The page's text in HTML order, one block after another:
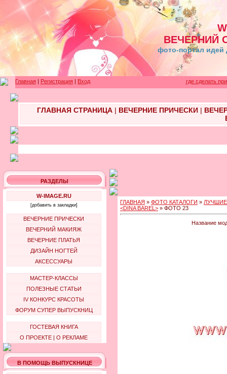
ВЕЧЕРНИЙ
фото-портал идей
Главная | Регистрация | Вход где сделать
ГЛАВНАЯ СТРАНИЦА| ВЕЧЕРНИЕ ПРИЧЕСКИ|
РАЗДЕЛЫ
W-IMAGE.RU
[добавить в закладки]
ВЕЧЕРНИЕ ПРИЧЕСКИ
ВЕЧЕРНИЙ МАКИЯЖ
ВЕЧЕРНИЕ ПЛАТЬЯ
ДИЗАЙН НОГТЕЙ
АКСЕССУАРЫ
МАСТЕР-КЛАССЫ
ПОЛЕЗНЫЕ СТАТЬИ
IV КОНКУРС КРАСОТЫ
ФОРУМ СУПЕР ВЫПУСКНИЦ
ГОСТЕВАЯ КНИГА
О ПРОЕКТЕ | О РЕКЛАМЕ
В ПОМОЩЬ ВЫПУСКНИЦЕ
ГЛАВНАЯ » ФОТО КАТАЛОГИ »
<DINA BAREL> » ФОТО 23
Название